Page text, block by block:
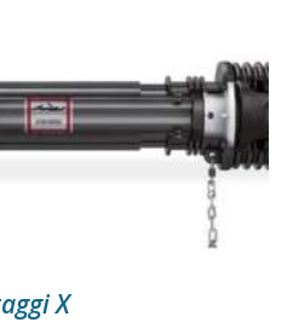
X